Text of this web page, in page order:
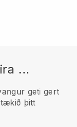
...
geti gert
þitt